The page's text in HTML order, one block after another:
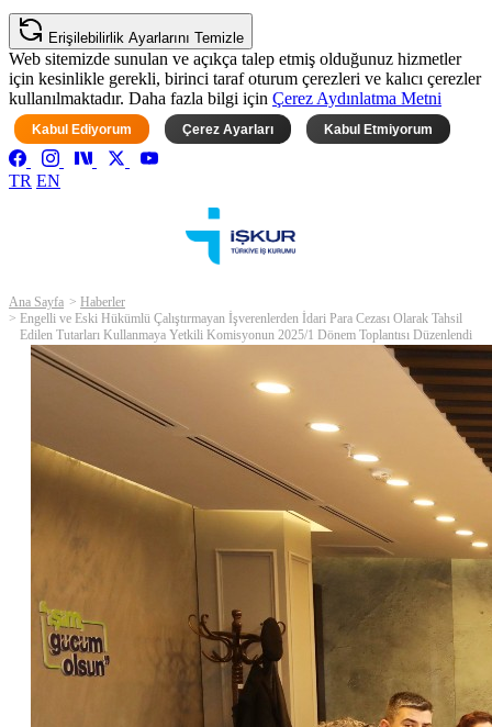
Erişilebilirlik Ayarlarını Temizle
Web sitemizde sunulan ve açıkça talep etmiş olduğunuz hizmetler
için kesinlikle gerekli, birinci taraf oturum çerezleri ve kalıcı çerezler
kullanılmaktadır. Daha fazla bilgi için Çerez Aydınlatma Metni
Kabul Ediyorum Çerez Ayarları Kabul Etmiyorum
TR EN
Ana Sayfa
Haberler
Engelli ve Eski Hükümlü Çalıştırmayan İşverenlerden İdari Para Cezası Olarak Tahsil
Edilen Tutarları Kullanmaya Yetkili Komisyonun 2025/1 Dönem Toplantısı Düzenlendi